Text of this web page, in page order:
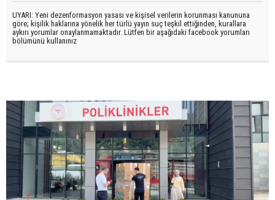
UYARI: Yeni dezenformasyon yasası ve kişisel verilerin korunması kanununa
göre; kişilik haklarına yönelik her türlü yayın suç teşkil ettiğinden, kurallara
aykırı yorumlar onaylanmamaktadır. Lütfen bir aşağıdaki facebook yorumları
bölümünü kullanınız